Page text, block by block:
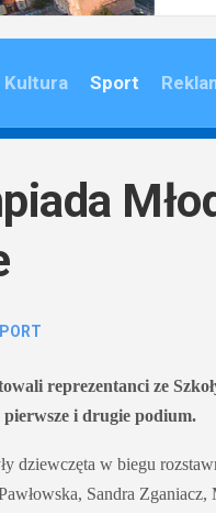
Kultura Sport
reprezentanci ze
i drugie podium.
dziewczęta w biegu
Sandra Zganiacz,